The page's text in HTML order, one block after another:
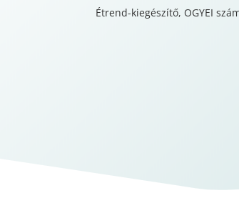
Étrend-kiegészítő, OGYEI